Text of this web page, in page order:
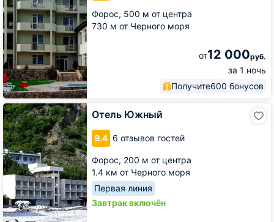
Форос, 500 м от центра
730 м от Черного моря
от12 000руб.
за 1 ночь
Получите600 бонусов
Отель Южный
9.4 6 отзывов гостей
Форос, 200 м от центра
1.4 км от Черного моря
Первая линия
Завтрак включён
Отель
Южный